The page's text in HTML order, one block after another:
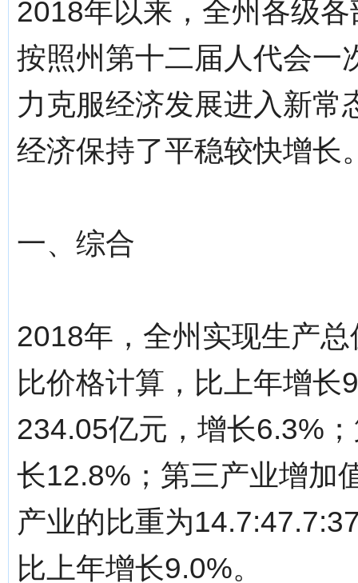
2018年以来，全州各级
按照州第十二届人代会一
力克服经济发展进入新常
经济保持了平稳较快增长
一、综合
2018年，全州实现生产
比价格计算，比上年增
234.05亿元，增长6.3%
长12.8%；第三产业增加
产业的比重为
比上年增长9.0%。